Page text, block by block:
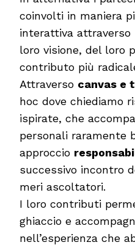
coinvolti in maniera
interattiva
loro visione, del loro
contributo più
Attraverso canvas e
hoc dove chiediamo
ispirate, che
personali raramente
approccio
successivo incontro
meri ascoltatori.
I loro contributi
ghiaccio e
nell’esperienza che